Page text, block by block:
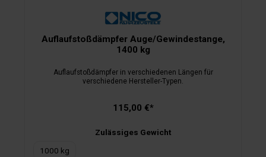
Auflaufstoßdämpfer Auge/Gewindestange,
1400 kg
Auflaufstoßdämpfer in verschiedenen Längen für
verschiedene Hersteller-Typen.
115,00 €*
Zulässiges Gewicht
1000 kg